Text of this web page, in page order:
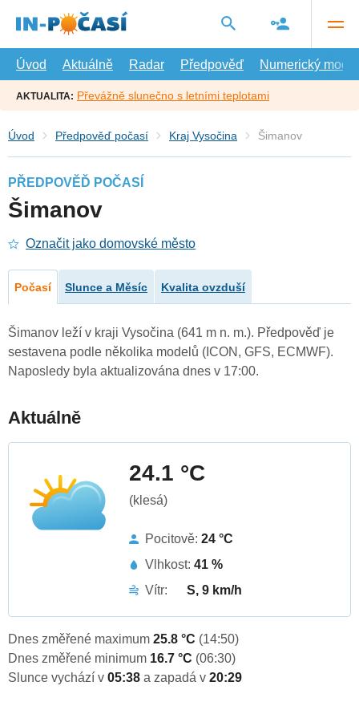
hlavní
Úvod
Aktuálně Radar Předpověď Numerický model
AKTUALITA: Převážně slunečno s letními teplotami
Úvod Předpověď počasí Kraj Vysočina Šimanov
PŘEDPOVĚĎ POČASÍ
Šimanov
Označit jako domovské město
Počasí Slunce a Měsíc Kvalita ovzduší
Šimanov leží v kraji Vysočina (641 m n. m.). Předpověď je
sestavena podle několika modelů (ICON, GFS, ECMWF).
Naposledy byla aktualizována dnes v 17:00.
Aktuálně
24.1 °C
(klesá)
Pocitově: 24 °C
Vlhkost: 41 %
Vítr:
S, 9 km/h
Dnes změřené maximum 25.8 °C (14:50)
Dnes změřené minimum 16.7 °C (06:30)
Slunce vychází v 05:38 a zapadá v 20:29